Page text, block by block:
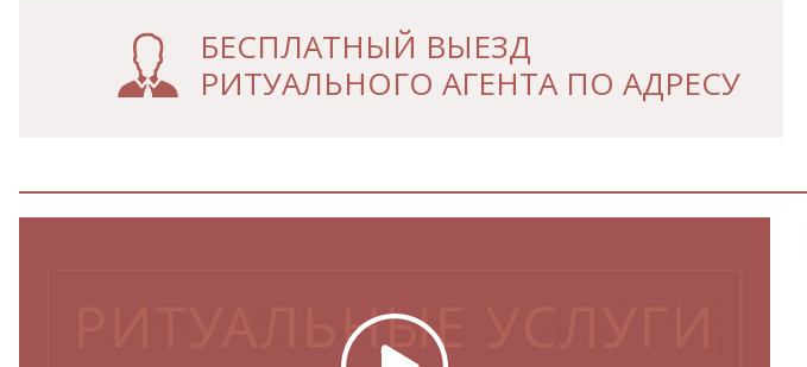
БЕСПЛАТНЫЙ ВЫЕЗД
РИТУАЛЬНОГО АГЕНТА ПО АДРЕСУ